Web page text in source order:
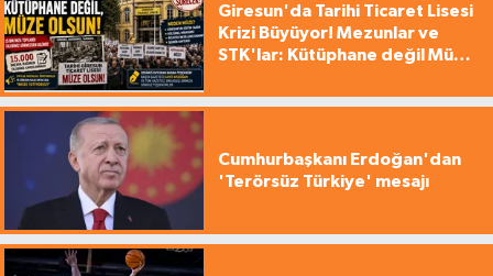
Giresun'da Tarihi Ticaret Lisesi
Krizi Büyüyor! Mezunlar ve
STK'lar: Kütüphane değil Müze
Cumhurbaşkanı Erdoğan'dan
'Terörsüz Türkiye' mesajı